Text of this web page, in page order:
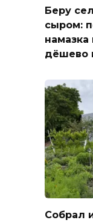
Беру
сыром:
дёшево
Собрал